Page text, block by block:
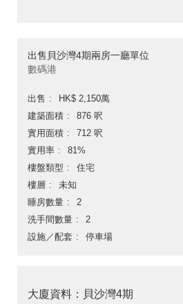
出售貝沙灣4期兩房一廳單位
數碼港
出售
HK$ 2,150萬
建築面積
876 呎
實用面積
712 呎
實用率
81%
樓盤類型
住宅
樓層
未知
睡房數量
2
洗手間數量
2
設施／配套
停車場
大廈資料：貝沙灣4期